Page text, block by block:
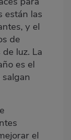
están las
y el
de
luz. La
es el
el